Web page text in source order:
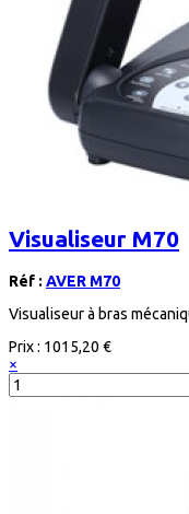
Visualiseur M70
Réf : AVER M70
Visualiseur à bras
Prix : 1015,20 €
×